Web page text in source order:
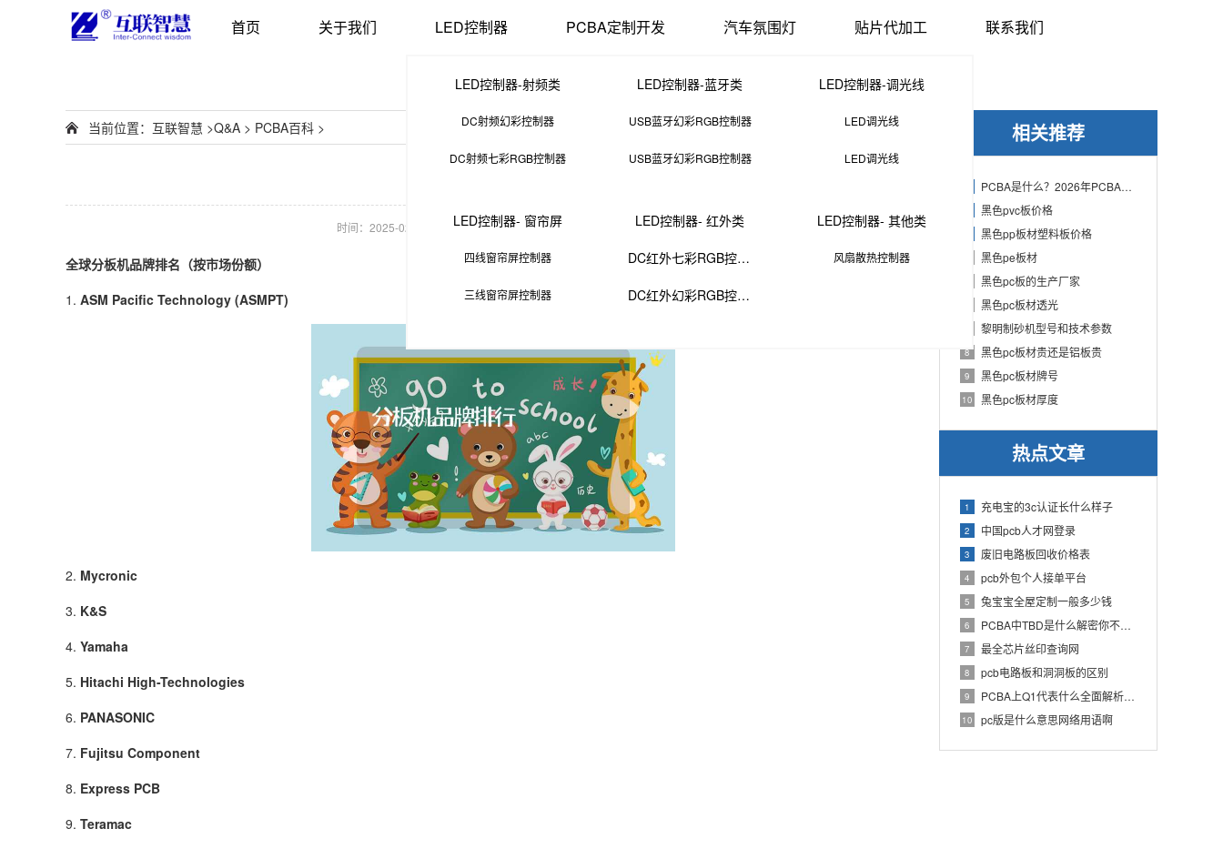
首页 关于我们 LED控制器
LED控制器-射频类
DC射频幻彩控制器
DC射频七彩RGB控制器
LED控制器-蓝牙类
USB蓝牙幻彩RGB控制器
USB蓝牙幻彩RGB控制器
LED控制器-调光线
LED调光线
LED调光线
LED控制器- 窗帘屏
四线窗帘屏控制器
三线窗帘屏控制器
LED控制器- 红外类
DC红外七彩RGB控制器
DC红外幻彩RGB控制器
LED控制器- 其他类
风扇散热控制器
PCBA定制开发 汽车氛围灯 贴片代加工 联系我们
相关推荐
PCBA是什么？2026年PCBA制造与代工指南：专业方案、流程与应用
黑色pvc板价格
黑色pp板材塑料板价格
黑色pe板材
黑色pc板的生产厂家
黑色pc板材透光
黎明制砂机型号和技术参数
8 黑色pc板材贵还是铝板贵
9 黑色pc板材牌号
10 黑色pc板材厚度
热点文章
1 充电宝的3c认证长什么样子
2 中国pcb人才网登录
3 废旧电路板回收价格表
4 pcb外包个人接单平台
5 兔宝宝全屋定制一般多少钱
6 PCBA中TBD是什么解密你不知道的电子行业术语
7 最全芯片丝印查询网
8 pcb电路板和洞洞板的区别
9 PCBA上Q1代表什么全面解析PCB电路板中Q1的作用
10 pc版是什么意思网络用语啊
当前位置： 互联智慧 >Q&A > PCBA百科 >
时间：2025-02-19 11:44:00 来源：PCBA 次
全球分板机品牌排名（按市场份额）
1. ASM Pacific Technology (ASMPT)
2. Mycronic
3. K&S
4. Yamaha
5. Hitachi High-Technologies
6. PANASONIC
7. Fujitsu Component
8. Express PCB
9. Teramac